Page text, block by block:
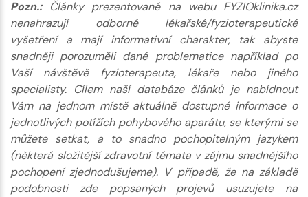
Pozn.:Články prezentované na webu FYZIOklinika.cz
nenahrazují odborné lékařské/fyzioterapeutické
vyšetření a mají informativní charakter, tak abyste
snadněji porozuměli dané problematice například po
Vaší návštěvě fyzioterapeuta, lékaře nebo jiného
specialisty. Cílem naší databáze článků je nabídnout
Vám na jednom místě aktuálně dostupné informace o
jednotlivých potížích pohybového aparátu, se kterými se
můžete setkat, a to snadno pochopitelným jazykem
(některá složitější zdravotní témata v zájmu snadnějšího
pochopení zjednodušujeme). V případě, že na základě
podobnosti zde popsaných projevů usuzujete na